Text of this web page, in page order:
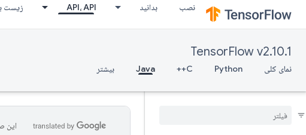
نصب بدانید API، API زیست
TensorFlow v2.10.1
نمای کلی Python
C++
Java بیشتر
DummyMemoryCache
DummySeedGenerator
DynamicEnqueueTPUEmbeddingRaggedTensorBatch
DynamicPartition
EditDistance
این